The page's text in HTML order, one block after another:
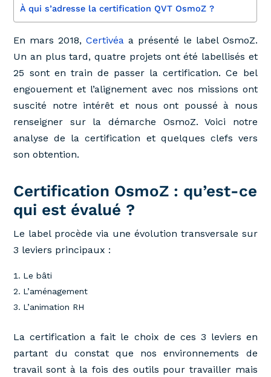
À qui s’adresse la certification QVT OsmoZ ?
En mars 2018,Certivéa a présenté le label OsmoZ.
Un an plus tard, quatre projets ont été labellisés et
25 sont en train de passer la certification. Ce bel
engouement et l’alignement avec nos missions ont
suscité notre intérêt et nous ont poussé à nous
renseigner sur la démarche OsmoZ. Voici notre
analyse de la certification et quelques clefs vers
son obtention.
Certification OsmoZ : qu’est-ce
qui est évalué ?
Le label procède via une évolution transversale sur
3 leviers principaux :
Le bâti
L’aménagement
L’animation RH
La certification a fait le choix de ces 3 leviers en
partant du constat que nos environnements de
travail sont à la fois des outils pour travailler mais